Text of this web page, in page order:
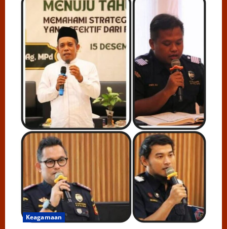
Keagamaan